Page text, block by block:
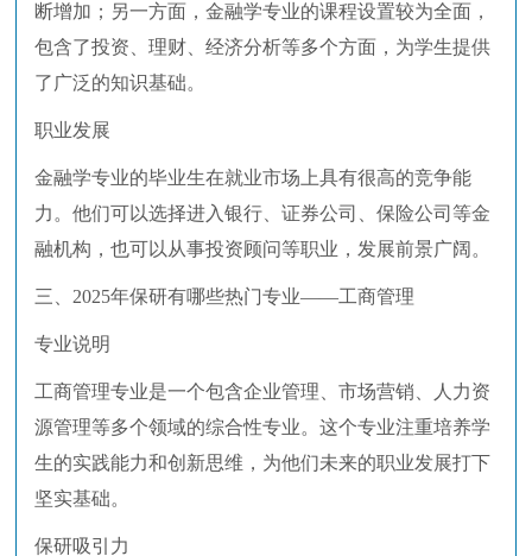
断增加；另一方面，金融学专业的课程设置较为全面，
包含了投资、理财、经济分析等多个方面，为学生提供
了广泛的知识基础。
职业发展
金融学专业的毕业生在就业市场上具有很高的竞争能
力。他们可以选择进入银行、证券公司、保险公司等金
融机构，也可以从事投资顾问等职业，发展前景广阔。
三、2025年保研有哪些热门专业——工商管理
专业说明
工商管理专业是一个包含企业管理、市场营销、人力资
源管理等多个领域的综合性专业。这个专业注重培养学
生的实践能力和创新思维，为他们未来的职业发展打下
坚实基础。
保研吸引力